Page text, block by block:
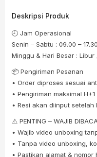
Deskripsi Produk
🕘 Jam Operasional
Senin – Sabtu : 09.00 –
Minggu & Hari Besar :
📦 Pengiriman Pesanan
• Order diproses sesuai
• Pengiriman maksimal H+1
• Resi akan diinput setelah
⚠️ PENTING – WAJIB
• Wajib video unboxing
• Tanpa video unboxing,
• Pastikan alamat &